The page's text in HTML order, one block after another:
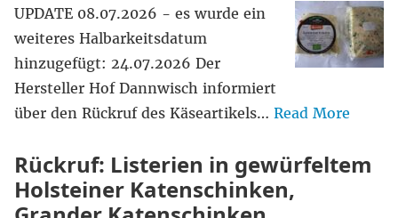
UPDATE 08.07.2026 - es wurde ein
weiteres Halbarkeitsdatum
hinzugefügt: 24.07.2026 Der
Hersteller Hof Dannwisch informiert
über den Rückruf des Käseartikels… Read More
Rückruf: Listerien in gewürfeltem
Holsteiner Katenschinken,